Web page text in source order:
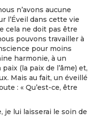
n’avons aucune
l’Éveil dans cette vie
cela ne doit pas être
pouvons travailler à
pour moins
harmonie, à un
(la paix de l’âme) et,
Mais au fait, un éveillé
: « Qu’est-ce, être
je lui laisserai le soin de